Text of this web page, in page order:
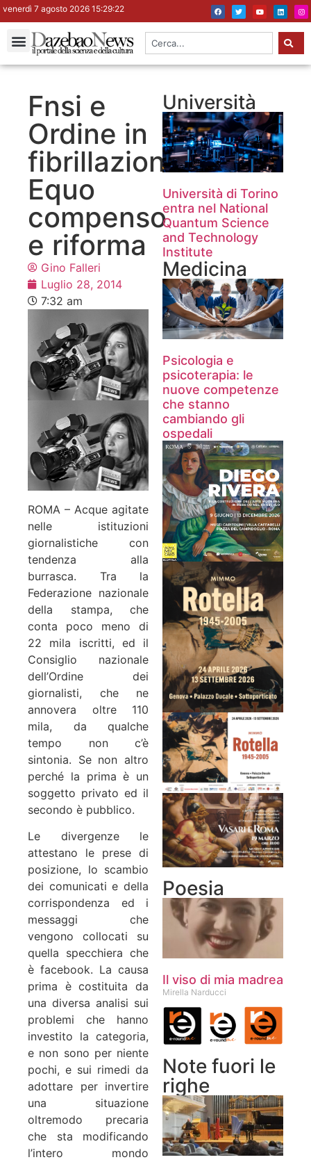
venerdì 7 agosto 2026 15:29:23
Fnsi e
Ordine in
fibrillazione.
Equo
compenso
e riforma
Gino Falleri
Luglio 28, 2014
7:32 am
ROMA – Acque agitate
nelle istituzioni
giornalistiche con
tendenza alla
burrasca. Tra la
Federazione nazionale
della stampa, che
conta poco meno di
22 mila iscritti, ed il
Consiglio nazionale
dell’Ordine dei
giornalisti, che ne
annovera oltre 110
mila, da qualche
tempo non c’è
sintonia. Se non altro
perché la prima è un
soggetto privato ed il
secondo è pubblico.
Le divergenze le
attestano le prese di
posizione, lo scambio
dei comunicati e della
corrispondenza ed i
messaggi che
vengono collocati su
quella specchiera che
è facebook. La causa
prima è costituita da
una diversa analisi sui
problemi che hanno
investito la categoria,
e non sono per niente
pochi, e sui rimedi da
adottare per invertire
una situazione
oltremodo precaria
che sta modificando
l’intero mondo
Università
Università di Torino
entra nel National
Quantum Science
and Technology
Institute
Medicina
Psicologia e
psicoterapia: le
nuove competenze
che stanno
cambiando gli
ospedali
Poesia
Il viso di mia madrea
Mirella Narducci
Note fuori le
righe